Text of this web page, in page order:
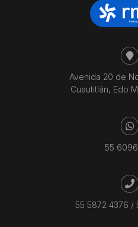
Avenida 20 de
Cuautitlán, Edo
55
55 5872 4376 /